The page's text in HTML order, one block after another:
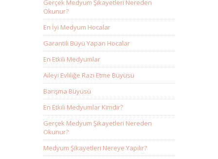
Gerçek Medyum Şikayetleri Nereden
Okunur?
En İyi Medyum Hocalar
Garantili Büyü Yapan Hocalar
En Etkili Medyumlar
Aileyi Evliliğe Razı Etme Büyüsü
Barışma Büyüsü
En Etkili Medyumlar Kimdir?
Gerçek Medyum Şikayetleri Nereden
Okunur?
Medyum Şikayetleri Nereye Yapılır?